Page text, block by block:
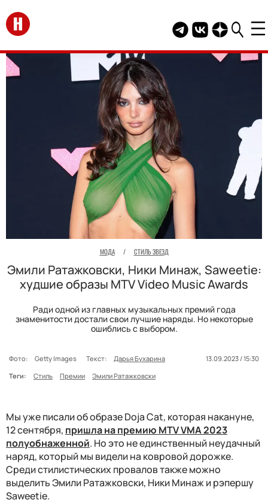
Перейти на главную
Telegram канал
Группа HELLO
Канал
МОДА / СТИЛЬ ЗВЕЗД
Эмили Ратажковски, Ники Минаж, Saweetie:
худшие образы MTV Video Music Awards
Ради одной из главных музыкальных премий года
знаменитости достали свои лучшие наряды. Но некоторые
ошиблись с выбором.
Фото: Getty Images Текст: Дарья Бухарина
13.09.2023 / 15:30
Теги:
Стиль Премии Эмили Ратажковски
Мы уже писали об образе Doja Cat, которая накануне,
12 сентября, пришла на премию MTV VMA 2023
полуобнаженной. Но это не единственный неудачный
наряд, который мы видели на ковровой дорожке.
Среди стилистических провалов также можно
выделить Эмили Ратажковски, Ники Минаж и рэпершу
Saweetie.